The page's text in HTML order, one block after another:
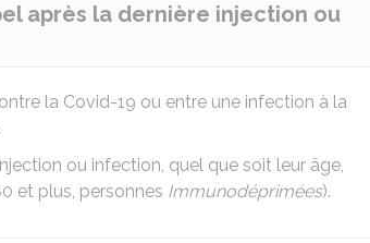
après la dernière injection ou
la Covid-19 ou entre une infection à la
ou infection, quel que soit leur âge,
et plus, personnes Immunodéprimées).